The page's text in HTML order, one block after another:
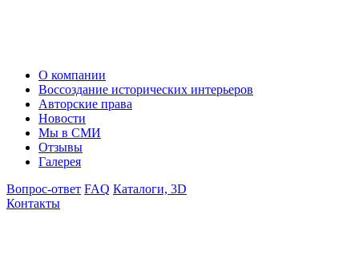
О компании
Воссоздание исторических интерьеров
Авторские права
Новости
Мы в СМИ
Отзывы
Галерея
Вопрос-ответ FAQ Каталоги, 3D
Контакты